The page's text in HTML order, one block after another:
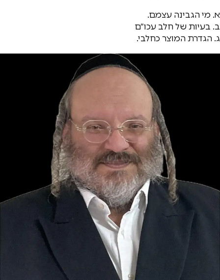
א. מי הגבינה עצמם.
ב. בעיות של חלב עכו״ם
ג. הגדרת המוצר כחלבי.